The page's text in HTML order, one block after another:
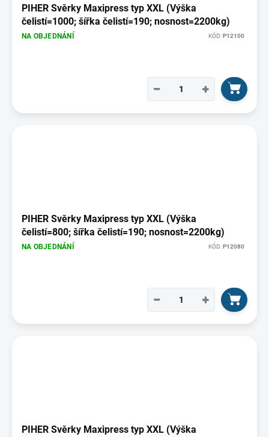
PIHER Svěrky Maxipress typ XXL (Výška
čelistí=1000; šířka čelistí=190; nosnost=2200kg)
NA OBJEDNÁNÍ KÓD:P12100
+
−
PIHER Svěrky Maxipress typ XXL (Výška
čelistí=800; šířka čelistí=190; nosnost=2200kg)
NA OBJEDNÁNÍ KÓD:P12080
+
−
PIHER Svěrky Maxipress typ XXL (Výška